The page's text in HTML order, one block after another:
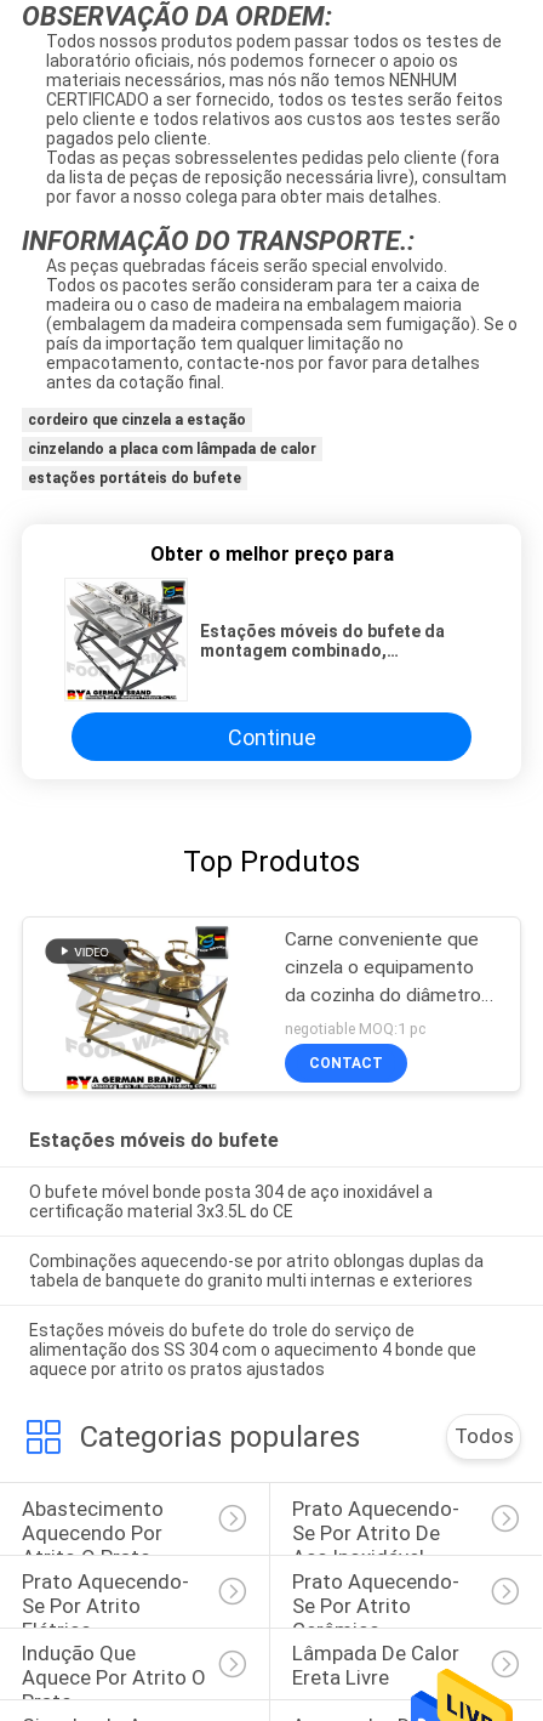
OBSERVAÇÃO DA ORDEM:
Todos nossos produtos podem passar todos os testes de
laboratório oficiais, nós podemos fornecer o apoio os
materiais necessários, mas nós não temos NENHUM
CERTIFICADO a ser fornecido, todos os testes serão feitos
pelo cliente e todos relativos aos custos aos testes serão
pagados pelo cliente.
Todas as peças sobresselentes pedidas pelo cliente (fora
da lista de peças de reposição necessária livre), consultam
por favor a nosso colega para obter mais detalhes.
INFORMAÇÃO DO TRANSPORTE.:
As peças quebradas fáceis serão special envolvido.
Todos os pacotes serão consideram para ter a caixa de
madeira ou o caso de madeira na embalagem maioria
(embalagem da madeira compensada sem fumigação). Se o
país da importação tem qualquer limitação no
empacotamento, contacte-nos por favor para detalhes
antes da cotação final.
cordeiro que cinzela a estação
cinzelando a placa com lâmpada de calor
estações portáteis do bufete
Obter o melhor preço para
Estações móveis do bufete da
montagem combinado,
Continue
Top Produtos
Carne conveniente que
cinzela o equipamento
da cozinha do diâmetro
da bandeja do alimento
da estação Φ345mm
negotiable MOQ:1 pc
CONTACT
Estações móveis do bufete
O bufete móvel bonde posta 304 de aço inoxidável a
certificação material 3x3.5L do CE
Combinações aquecendo-se por atrito oblongas duplas da
tabela de banquete do granito multi internas e exteriores
Estações móveis do bufete do trole do serviço de
alimentação dos SS 304 com o aquecimento 4 bonde que
aquece por atrito os pratos ajustados
Categorias populares Todos
Abastecimento
Aquecendo Por
Atrito O Prato
Prato Aquecendo-
Se Por Atrito De
Aço Inoxidável
Prato Aquecendo-
Se Por Atrito
Elétrico
Prato Aquecendo-
Se Por Atrito
Cerâmico
Indução Que
Aquece Por Atrito O
Prato
Lâmpada De Calor
Ereta Livre